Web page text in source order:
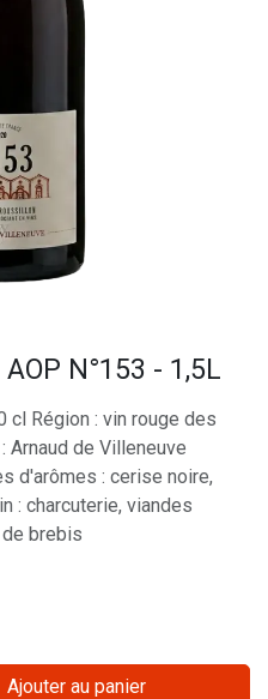
N°153 - 1,5L
cl Région : vin rouge des
Arnaud de Villeneuve
d'arômes : cerise noire,
: charcuterie, viandes
brebis
Ajouter au panier